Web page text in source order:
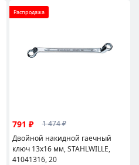
Распродажа
791 ₽
1 474 ₽
Двойной накидной гаечный
ключ 13х16 мм, STAHLWILLE,
41041316, 20